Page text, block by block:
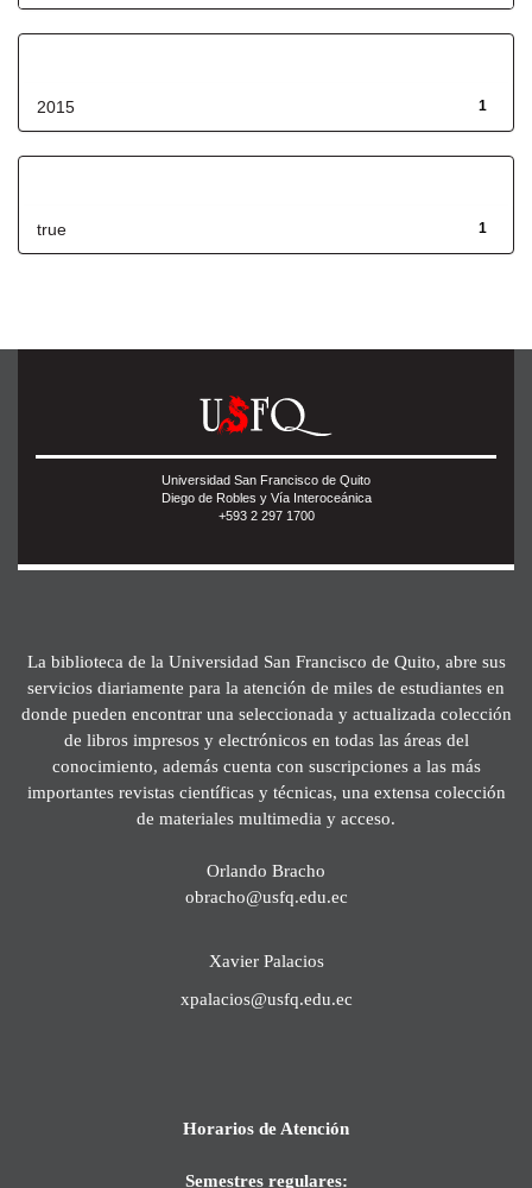
1
2015
1
true
Universidad San Francisco de Quito
Diego de Robles y Vía Interoceánica
+593 2 297 1700
La biblioteca de la Universidad San Francisco de Quito, abre sus
servicios diariamente para la atención de miles de estudiantes en
donde pueden encontrar una seleccionada y actualizada colección
de libros impresos y electrónicos en todas las áreas del
conocimiento, además cuenta con suscripciones a las más
importantes revistas científicas y técnicas, una extensa colección
de materiales multimedia y acceso.
Orlando Bracho
obracho@usfq.edu.ec
Xavier Palacios
xpalacios@usfq.edu.ec
Horarios de Atención
Semestres regulares: